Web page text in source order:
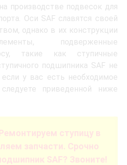
производстве подвесок для
Оси SAF славятся своей
однако в их конструкции
подверженные
такие как ступичные
подшипника SAF не
у вас есть необходимое
приведенной ниже
ступицу в
запчасти. Срочно
SAF? Звоните!